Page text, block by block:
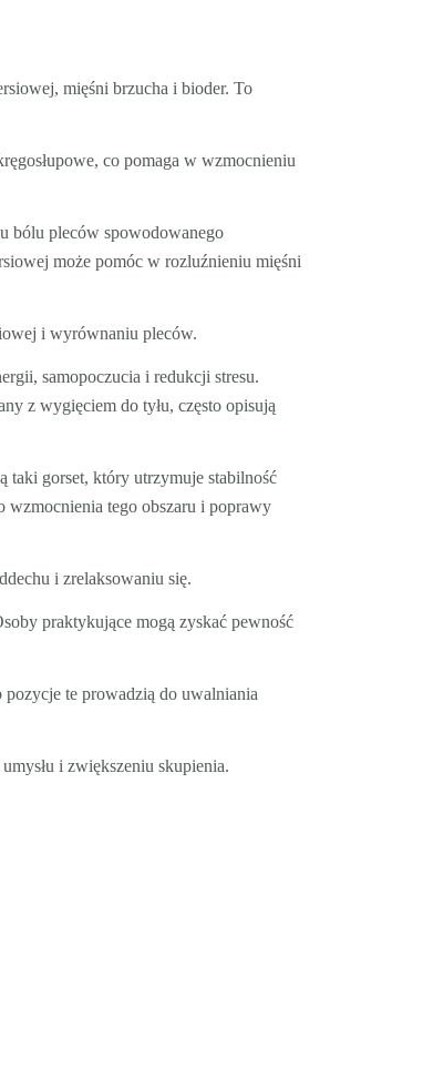
mięśni brzucha i bioder. To
co pomaga w wzmocnieniu
bólu pleców spowodowanego
może pomóc w rozluźnieniu mięśni
i wyrównaniu pleców.
samopoczucia i redukcji stresu.
z wygięciem do tyłu, często opisują
taki gorset, który utrzymuje stabilność
wzmocnienia tego obszaru i poprawy
i zrelaksowaniu się.
praktykujące mogą zyskać pewność
te prowadzią do uwalniania
i zwiększeniu skupienia.